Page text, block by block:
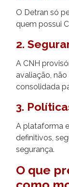
O Detran só
quem possui
2.
A CNH
avaliação,
consolidada
3.
A plataforma
definitivos,
segurança.
O que